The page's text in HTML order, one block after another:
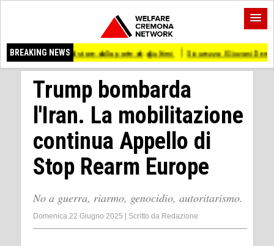
BREAKING NEWS
di stare dalla parte degli ultimi Sicurezza I Giovani Democratici ribattono
Trump bombarda
l'Iran. La mobilitazione
continua Appello di
Stop Rearm Europe
No a guerra, riarmo, genocidio, autoritarismo.
Domenica 22 Giugno 2025 Scritto da Redazione